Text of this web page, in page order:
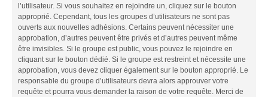
l’utilisateur. Si vous souhaitez en rejoindre un, cliquez sur le bouton
approprié. Cependant, tous les groupes d’utilisateurs ne sont pas
ouverts aux nouvelles adhésions. Certains peuvent nécessiter une
approbation, d’autres peuvent être privés et d’autres peuvent même
être invisibles. Si le groupe est public, vous pouvez le rejoindre en
cliquant sur le bouton dédié. Si le groupe est restreint et nécessite une
approbation, vous devez cliquer également sur le bouton approprié. Le
responsable du groupe d’utilisateurs devra alors approuver votre
requête et pourra vous demander la raison de votre requête. Merci de